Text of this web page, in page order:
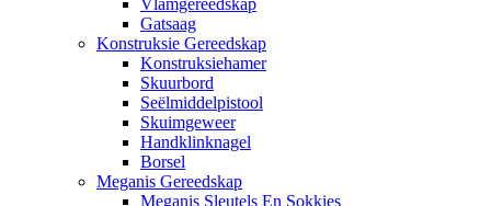
Vlamgereedskap
Gatsaag
Konstruksie Gereedskap
Konstruksiehamer
Skuurbord
Seëlmiddelpistool
Skuimgeweer
Handklinknagel
Borsel
Meganis Gereedskap
Meganis Sleutels En Sokkies